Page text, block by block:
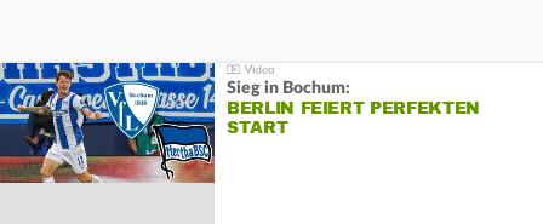
Sieg in Bochum:
BERLIN FEIERT PERFEKTEN
START